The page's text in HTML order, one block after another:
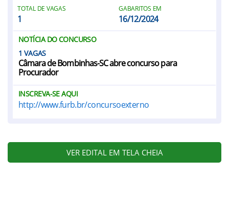
TOTAL DE VAGAS
1
GABARITOS EM
16/12/2024
NOTÍCIA DO CONCURSO
1
Câmara de Bombinhas-SC abre concurso para
Procurador
INSCREVA-SE AQUI
http://www.furb.br/concursoexterno
VER EDITAL EM TELA CHEIA